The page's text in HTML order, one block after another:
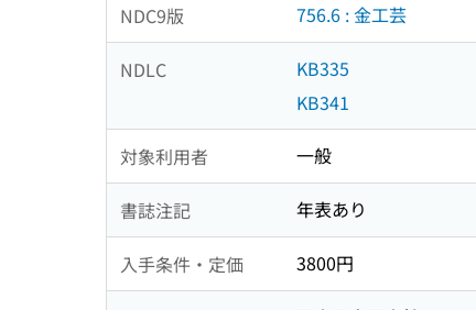
NDC9版 756.6 : 金工芸
NDLC
KB335
KB341
対象利用者 一般
書誌注記 年表あり
入手条件・定価 3800円